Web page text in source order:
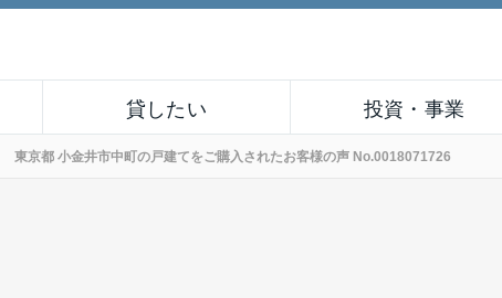
貸したい 投資・事業
東京都 小金井市中町の戸建てをご購入されたお客様の声 No.0018071726